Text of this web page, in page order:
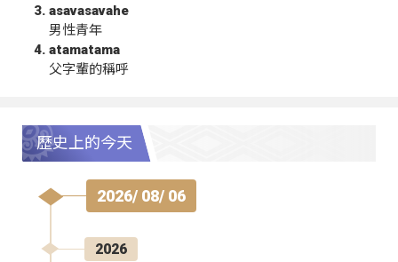
asavasavahe
男性青年
atamatama
父字輩的稱呼
歷史上的今天
2026/ 08/ 06
2026